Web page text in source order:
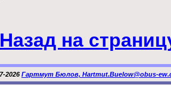
Назад на